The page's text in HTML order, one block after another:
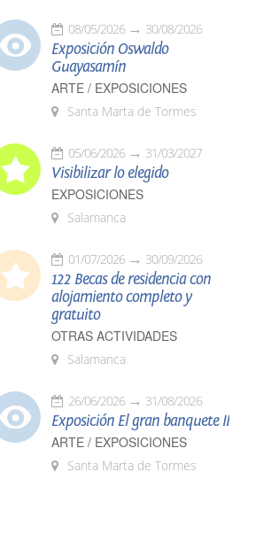
08/05/2026 30/08/2026
Exposición Oswaldo
Guayasamín
ARTE / EXPOSICIONES
Santa Marta de Tormes
05/06/2026 31/03/2027
Visibilizar lo elegido
EXPOSICIONES
Salamanca
01/07/2026 30/09/2026
122 Becas de residencia con
alojamiento completo y
gratuito
OTRAS ACTIVIDADES
Salamanca
26/06/2026 31/08/2026
Exposición El gran banquete II
ARTE / EXPOSICIONES
Santa Marta de Tormes